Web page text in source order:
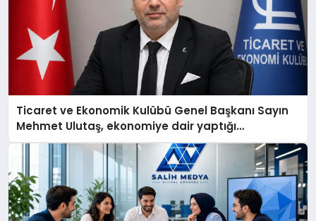
Ticaret ve Ekonomik Kulübü Genel Başkanı Sayın
Mehmet Ulutaş, ekonomiye dair yaptığı
açıklamada şunları kaydetti: